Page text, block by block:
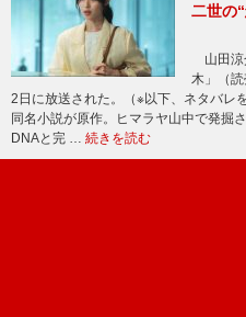
二世の
山田涼
木」（
2日に放送された。（※以下、ネタバ
同名小説が原作。ヒマラヤ山中で発掘
DNAと完 … 続きを読む